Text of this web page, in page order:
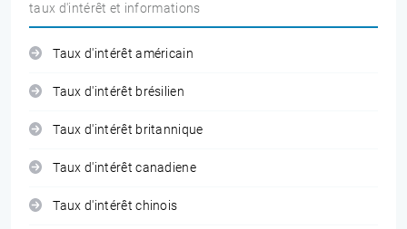
taux d'intérêt et informations
Taux d'intérêt américain
Taux d'intérêt brésilien
Taux d'intérêt britannique
Taux d'intérêt canadiene
Taux d'intérêt chinois